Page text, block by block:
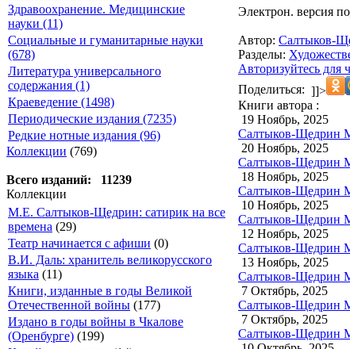
Здравоохранение. Медицинские
науки (11)
Социальные и гуманитарные науки
(678)
Литература универсального
содержания (1)
Краеведение (1498)
Периодические издания (7235)
Редкие нотные издания (96)
Коллекции (769)
Всего изданий: 11239
Коллекции
М.Е. Салтыков-Щедрин: сатирик на все
времена (29)
Театр начинается с афиши (0)
В.И. Даль: хранитель великорусского
языка (11)
Книги, изданные в годы Великой
Отечественной войны (177)
Издано в годы войны в Чкалове
(Оренбурге) (199)
Электрон. версия
Автор: Салтыков-
Разделы:
Авторизуйтесь для
Поделиться: ]]>
Книги автора :
19 Ноябрь, 2025
Салтыков-Щедрин
20 Ноябрь, 2025
Салтыков-Щедрин
18 Ноябрь, 2025
Салтыков-Щедрин
10 Ноябрь, 2025
Салтыков-Щедрин
12 Ноябрь, 2025
Салтыков-Щедрин
13 Ноябрь, 2025
Салтыков-Щедрин
7 Октябрь, 2025
Салтыков-Щедрин
7 Октябрь, 2025
Салтыков-Щедрин